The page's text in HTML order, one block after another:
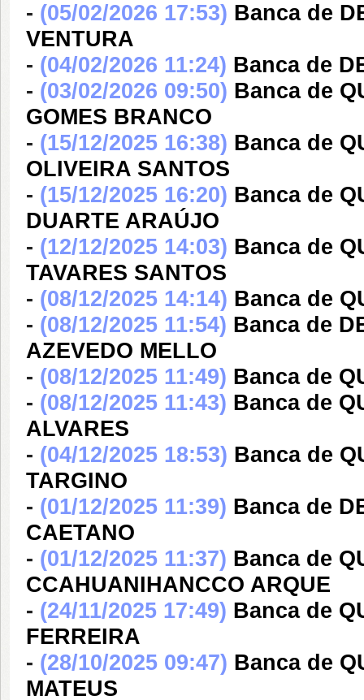
- (05/02/2026 17:53) Banca de
VENTURA
- (04/02/2026 11:24) Banca de
- (03/02/2026 09:50) Banca de
GOMES BRANCO
- (15/12/2025 16:38) Banca de
OLIVEIRA SANTOS
- (15/12/2025 16:20) Banca de
DUARTE ARAÚJO
- (12/12/2025 14:03) Banca de
TAVARES SANTOS
- (08/12/2025 14:14) Banca de
- (08/12/2025 11:54) Banca de
AZEVEDO MELLO
- (08/12/2025 11:49) Banca de
- (08/12/2025 11:43) Banca de
ALVARES
- (04/12/2025 18:53) Banca de
TARGINO
- (01/12/2025 11:39) Banca de
CAETANO
- (01/12/2025 11:37) Banca de
CCAHUANIHANCCO ARQUE
- (24/11/2025 17:49) Banca de
FERREIRA
- (28/10/2025 09:47) Banca de
MATEUS